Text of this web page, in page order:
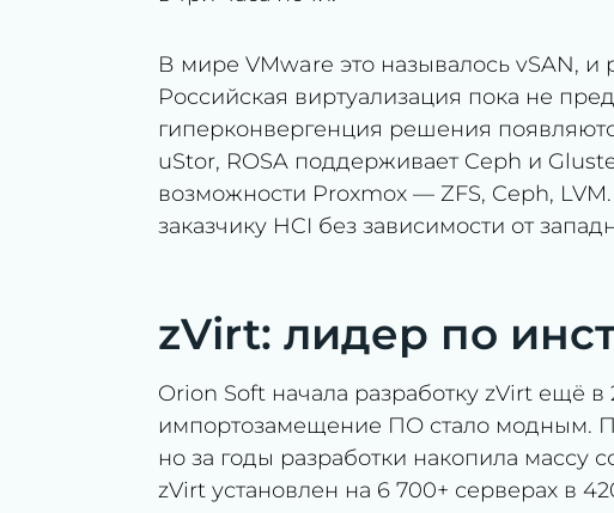
В мире VMware это называлось vSAN, и
Российская виртуализация пока не
гиперконвергенция решения
uStor, ROSA поддерживает Ceph и
возможности Proxmox — ZFS, Ceph,
заказчику HCI без зависимости от
zVirt: лидер по
Orion Soft начала разработку zVirt ещё в
импортозамещение ПО стало модным.
но за годы разработки накопила массу
zVirt установлен на 6 700+ серверах в